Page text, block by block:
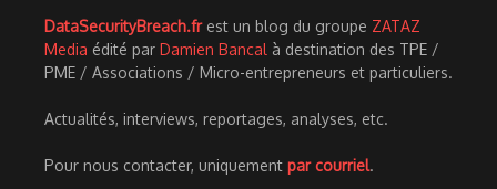
DataSecurityBreach.frest un blog du groupe ZATAZ
Media édité par Damien Bancal à destination des TPE /
PME / Associations / Micro-entrepreneurs et particuliers.
Actualités, interviews, reportages, analyses, etc.
Pour nous contacter, uniquement par courriel.